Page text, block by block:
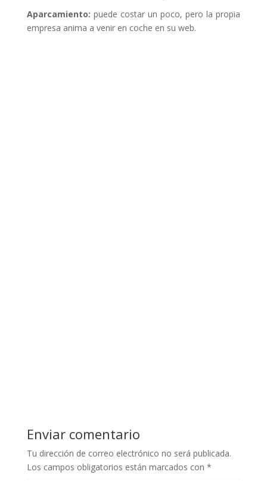
Aparcamiento: puede costar un poco, pero la propia
empresa anima a venir en coche en su web.
Enviar comentario
Tu dirección de correo electrónico no será publicada.
Los campos obligatorios están marcados con *